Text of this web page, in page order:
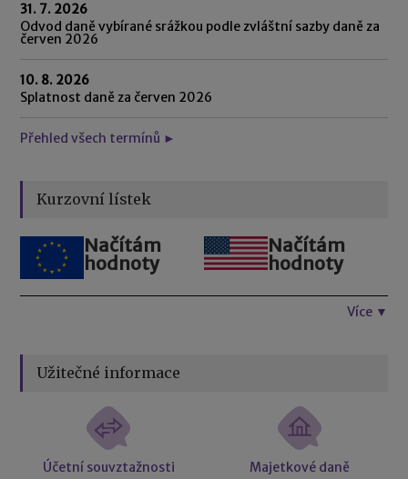
31. 7. 2026
Odvod daně vybírané srážkou podle zvláštní sazby daně za
červen 2026
10. 8. 2026
Splatnost daně za červen 2026
Přehled všech termínů ►
Kurzovní lístek
Načítám
hodnoty
Načítám
hodnoty
Více ▼
Užitečné informace
Účetní souvztažnosti Majetkové daně